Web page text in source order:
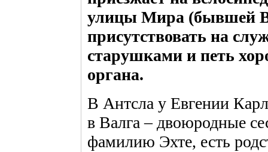
улицы Мира (бывшей
присутствовать на
старушками и петь
органа.
В Антсла у Евгении
в Валга – двоюродные
фамилию Эхте, есть